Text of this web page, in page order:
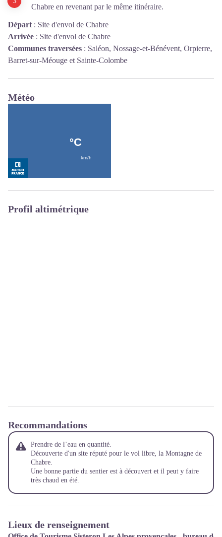
Chabre en revenant par le même itinéraire.
Départ : Site d'envol de Chabre
Arrivée : Site d'envol de Chabre
Communes traversées : Saléon, Nossage-et-Bénévent, Orpierre,
Barret-sur-Méouge et Sainte-Colombe
Météo
Profil altimétrique
Recommandations
Prendre de l’eau en quantité.
Découverte d'un site réputé pour le vol libre, la Montagne de
Chabre.
Une bonne partie du sentier est à découvert et il peut y faire
très chaud en été.
Lieux de renseignement